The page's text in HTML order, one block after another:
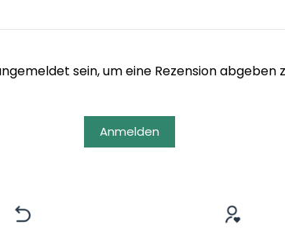
sein, um eine Rezension abgeben
Anmelden